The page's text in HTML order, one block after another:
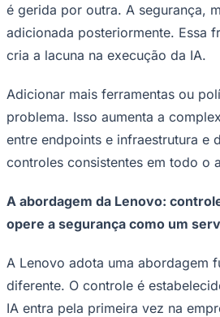
é gerida por outra. A segurança,
adicionada posteriormente. Essa
cria a lacuna na execução da IA.
Adicionar mais ferramentas ou
problema. Isso aumenta a
entre endpoints e infraestrutura e
controles consistentes em todo o
A abordagem da Lenovo:
opere a segurança como um
A Lenovo adota uma abordagem
diferente. O controle é
IA entra pela primeira vez na